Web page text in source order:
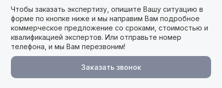
Чтобы заказать экспертизу, опишите Вашу ситуацию в
форме по кнопке ниже и мы направим Вам подробное
коммерческое предложение cо сроками, стоимостью и
квалификацией экспертов. Или отправьте номер
телефона, и мы Вам перезвоним!
Заказать звонок